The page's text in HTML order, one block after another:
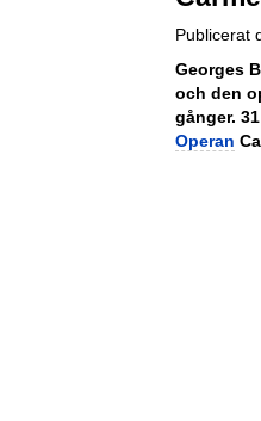
Publicerat
Georges
och den
gånger.
Operan